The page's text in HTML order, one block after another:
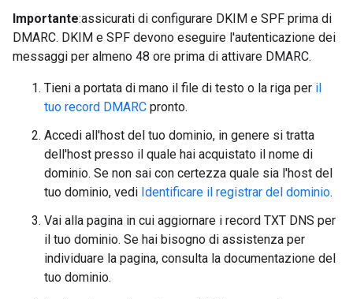
Importante:assicurati di configurare DKIM e SPF prima di
DMARC. DKIM e SPF devono eseguire l'autenticazione dei
messaggi per almeno 48 ore prima di attivare DMARC.
Tieni a portata di mano il file di testo o la riga per il
tuo record DMARC pronto.
Accedi all'host del tuo dominio, in genere si tratta
dell'host presso il quale hai acquistato il nome di
dominio. Se non sai con certezza quale sia l'host del
tuo dominio, vedi Identificare il registrar del dominio.
Vai alla pagina in cui aggiornare i record TXT DNS per
il tuo dominio. Se hai bisogno di assistenza per
individuare la pagina, consulta la documentazione del
tuo dominio.